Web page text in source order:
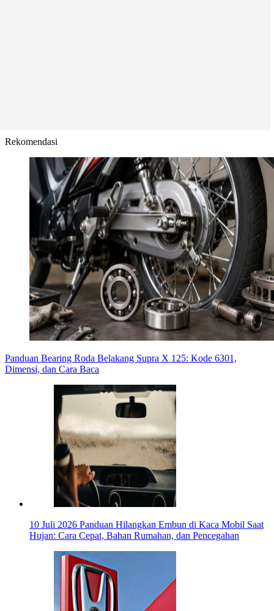
Rekomendasi
Panduan Bearing Roda Belakang Supra X 125: Kode 6301,
Dimensi, dan Cara Baca
10 Juli 2026 Panduan Hilangkan Embun di Kaca Mobil Saat
Hujan: Cara Cepat, Bahan Rumahan, dan Pencegahan